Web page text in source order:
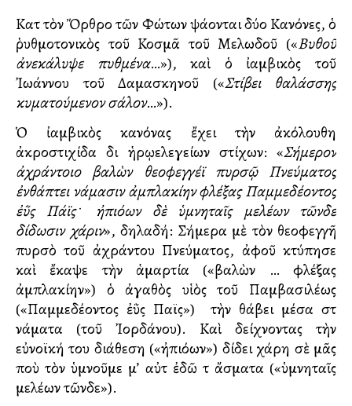
Κατὰ τὸν Ὄρθρο τῶν Φώτων ψάλλονται δύο Κανόνες, ὁ
ῥυθμοτονικὸς τοῦ Κοσμᾶ τοῦ Μελωδοῦ («Βυθοῦ
ἀνεκάλυψε πυθμένα…»), καὶ ὁ ἰαμβικὸς τοῦ
Ἰωάννου τοῦ Δαμασκηνοῦ («Στίβει θαλάσσης
κυματούμενον σάλον…»).
Ὁ ἰαμβικὸς κανόνας ἔχει τὴν ἀκόλουθη
ἀκροστιχίδα διὰ ἡρῳελεγείων στίχων: «Σήμερον
ἀχράντοιο βαλὼν θεοφεγγέϊ πυρσῷ Πνεύματος
ἐνθάπτει νάμασιν ἀμπλακίην φλέξας Παμμεδέοντος
ἐῢς Πάϊς﮲
ἠπιόων δὲ ὑμνηταῖς μελέων τῶνδε
δίδωσιν χάριν», δηλαδή: Σήμερα μὲ τὸν θεοφεγγῆ
πυρσὸ τοῦ ἀχράντου Πνεύματος, ἀφοῦ κτύπησε
καὶ ἔκαψε τὴν ἁμαρτία («βαλὼν … φλέξας
ἀμπλακίην») ὁ ἀγαθὸς υἱὸς τοῦ Παμβασιλέως
(«Παμμεδέοντος ἐῢς Παϊς») τὴν θάβει μέσα στὰ
νάματα (τοῦ Ἰορδάνου). Καὶ δείχνοντας τὴν
εὐνοϊκή του διάθεση («ἠπιόων») δίδει χάρη σὲ μᾶς
ποὺ τὸν ὑμνοῦμε μ’ αὐτὰ ἐδῶ τὰ ἄσματα («ὑμνηταῖς
μελέων τῶνδε»).